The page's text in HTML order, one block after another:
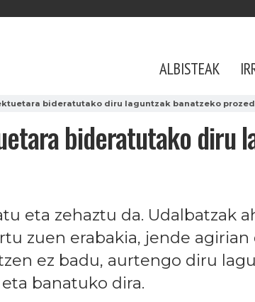
ALBISTEAK
bideratutako diru laguntzak banatzeko
bideratutako diru
eta zehaztu da. Udalbatzak
zuen erabakia, jende agirian
ez badu, aurtengo diru
banatuko dira.